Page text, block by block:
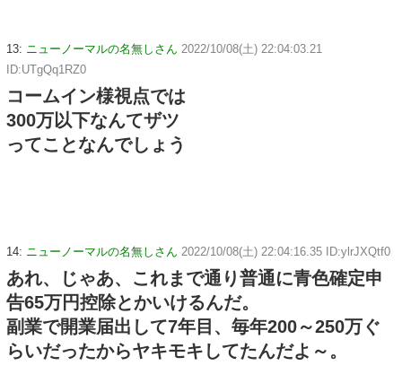
13: ニューノーマルの名無しさん 2022/10/08(土) 22:04:03.21
ID:UTgQq1RZ0
コームイン様視点では
300万以下なんてザツ
ってことなんでしょう
14: ニューノーマルの名無しさん 2022/10/08(土) 22:04:16.35 ID:ylrJXQtf0
あれ、じゃあ、これまで通り普通に青色確定申
告65万円控除とかいけるんだ。
副業で開業届出して7年目、毎年200～250万ぐ
らいだったからヤキモキしてたんだよ～。